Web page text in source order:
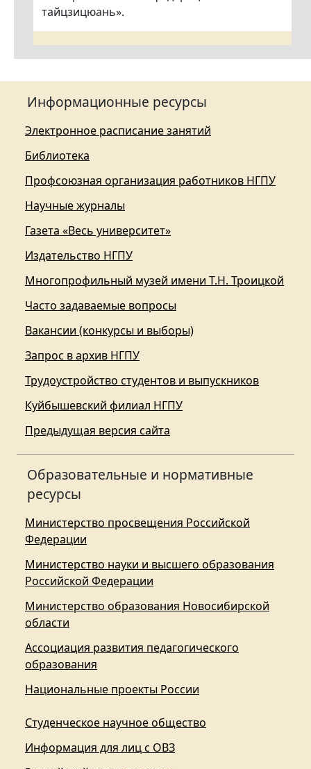
тайцзицюань».
Информационные ресурсы
Электронное расписание занятий
Библиотека
Профсоюзная организация работников НГПУ
Научные журналы
Газета «Весь университет»
Издательство НГПУ
Многопрофильный музей имени Т.Н. Троицкой
Часто задаваемые вопросы
Вакансии (конкурсы и выборы)
Запрос в архив НГПУ
Трудоустройство студентов и выпускников
Куйбышевский филиал НГПУ
Предыдущая версия сайта
Образовательные и нормативные
ресурсы
Министерство просвещения Российской
Федерации
Министерство науки и высшего образования
Российской Федерации
Министерство образования Новосибирской
области
Ассоциация развития педагогического
образования
Национальные проекты России
Студенческое научное общество
Информация для лиц с ОВЗ